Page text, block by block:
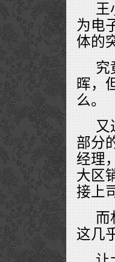
王
为电
体的
究
晖，
么。
又
部分
经理
大区
接上
而
这几